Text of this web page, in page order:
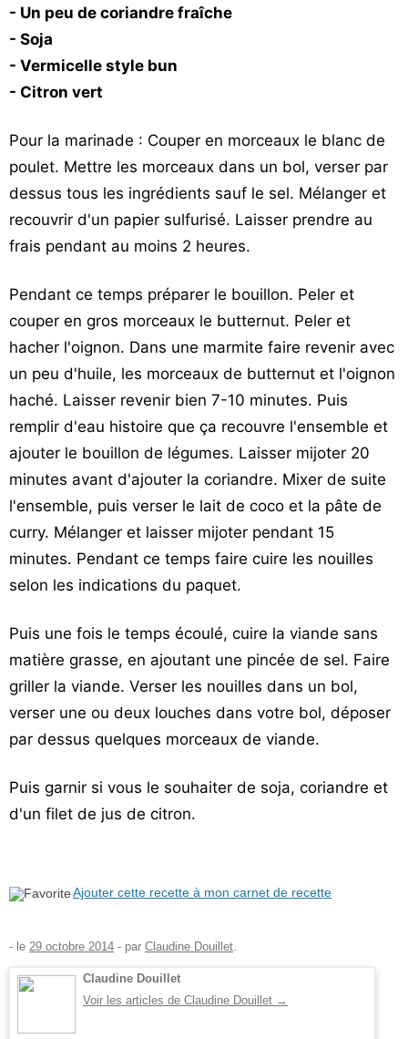
- Un peu de coriandre fraîche
- Soja
- Vermicelle style bun
- Citron vert
Pour la marinade : Couper en morceaux le blanc de
poulet. Mettre les morceaux dans un bol, verser par
dessus tous les ingrédients sauf le sel. Mélanger et
recouvrir d'un papier sulfurisé. Laisser prendre au
frais pendant au moins 2 heures.
Pendant ce temps préparer le bouillon. Peler et
couper en gros morceaux le butternut. Peler et
hacher l'oignon. Dans une marmite faire revenir avec
un peu d'huile, les morceaux de butternut et l'oignon
haché. Laisser revenir bien 7-10 minutes. Puis
remplir d'eau histoire que ça recouvre l'ensemble et
ajouter le bouillon de légumes. Laisser mijoter 20
minutes avant d'ajouter la coriandre. Mixer de suite
l'ensemble, puis verser le lait de coco et la pâte de
curry. Mélanger et laisser mijoter pendant 15
minutes. Pendant ce temps faire cuire les nouilles
selon les indications du paquet.
Puis une fois le temps écoulé, cuire la viande sans
matière grasse, en ajoutant une pincée de sel. Faire
griller la viande. Verser les nouilles dans un bol,
verser une ou deux louches dans votre bol, déposer
par dessus quelques morceaux de viande.
Puis garnir si vous le souhaiter de soja, coriandre et
d'un filet de jus de citron.
Ajouter cette recette à mon carnet de recette
- le 29 octobre 2014 - par Claudine Douillet
Claudine Douillet
Voir les articles de Claudine Douillet →